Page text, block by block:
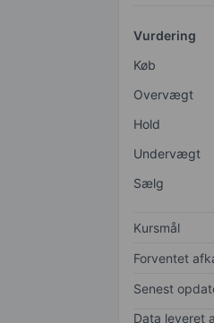
Vurdering
Køb
Overvægt
Hold
Undervægt
Sælg
Kursmål
Forventet
Senest
Data leveret